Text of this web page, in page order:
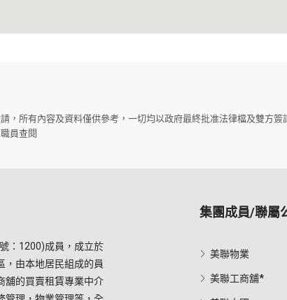
，所有內容及資料僅供參考，一切均以政府最終批准法律檔及雙方
員查閱
：1200)成員，成立於
，由本地居民組成的員
舖的買賣租賃專業中介
集團成員/聯屬
美聯物業
美聯工商舖*